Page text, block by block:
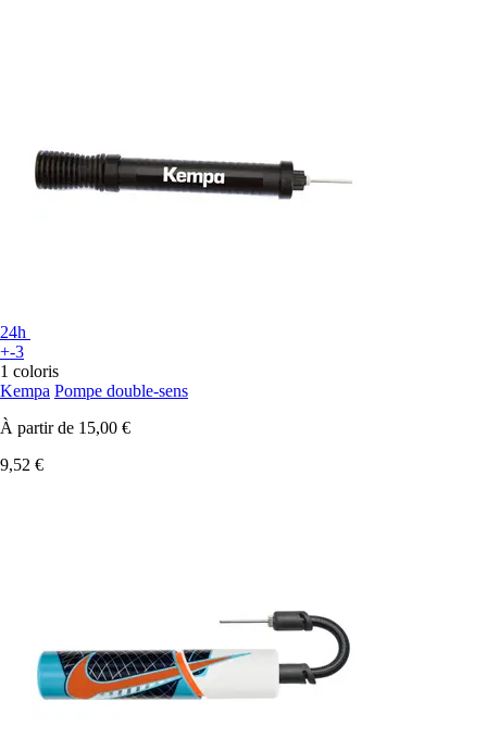
24h
+-3
1 coloris
Kempa Pompe double-sens
À partir de 15,00 €
9,52 €